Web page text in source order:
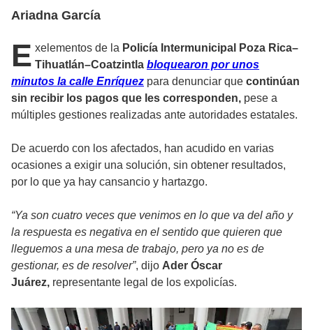
Ariadna García
E xelementos de la Policía Intermunicipal Poza Rica–
Tihuatlán–Coatzintla bloquearon por unos
minutos la calle Enríquez para denunciar que continúan
sin recibir los pagos que les corresponden, pese a
múltiples gestiones realizadas ante autoridades estatales.
De acuerdo con los afectados, han acudido en varias
ocasiones a exigir una solución, sin obtener resultados,
por lo que ya hay cansancio y hartazgo.
“Ya son cuatro veces que venimos en lo que va del año y
la respuesta es negativa en el sentido que quieren que
lleguemos a una mesa de trabajo, pero ya no es de
gestionar, es de resolver”, dijo Ader Óscar
Juárez, representante legal de los expolicías.